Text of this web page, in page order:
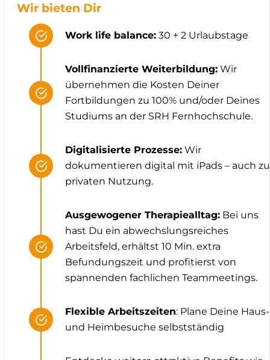
Wir bieten Dir
Work life balance: 30 + 2 Urlaubstage
Vollfinanzierte Weiterbildung: Wir
übernehmen die Kosten Deiner
Fortbildungen zu 100% und/oder Deines
Studiums an der SRH Fernhochschule.
Digitalisierte Prozesse: Wir
dokumentieren digital mit iPads – auch
privaten Nutzung.
Ausgewogener Therapiealltag: Bei uns
hast Du ein abwechslungsreiches
Arbeitsfeld, erhältst 10 Min. extra
Befundungszeit und profitierst von
spannenden fachlichen Teammeetings.
Flexible Arbeitszeiten: Plane Deine Haus-
und Heimbesuche selbstständig